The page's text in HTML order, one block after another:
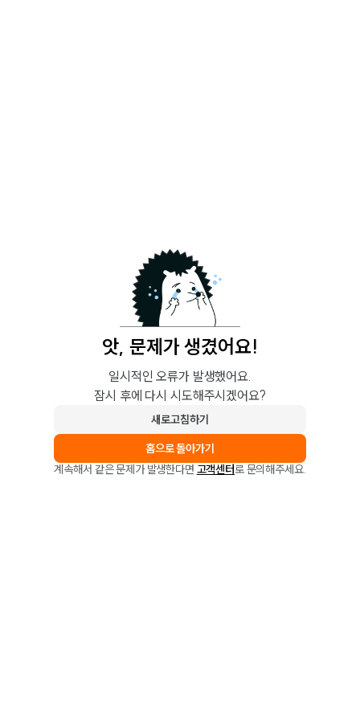
앗, 문제가 생겼어요!
일시적인 오류가 발생했어요.
잠시 후에 다시 시도해주시겠어요?
새로고침하기
홈으로 돌아가기
계속해서 같은 문제가 발생한다면 고객센터로 문의해주세요.